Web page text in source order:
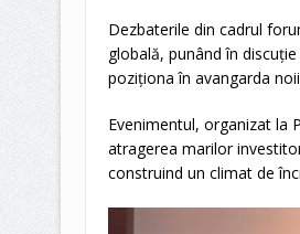
Dezbaterile din cadrul
globală, punând în
poziționa în avangarda
Evenimentul, organizat la
atragerea marilor
construind un climat de